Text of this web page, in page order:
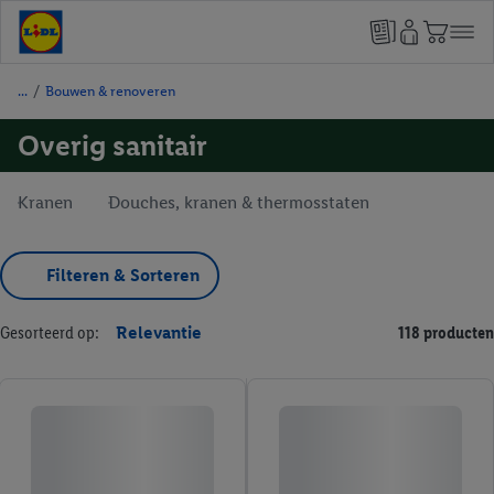
/ Bouwen & renoveren
Overig sanitair
Kranen Douches, kranen & thermosstaten
Filteren & Sorteren
Gesorteerd op: Relevantie 118 producten